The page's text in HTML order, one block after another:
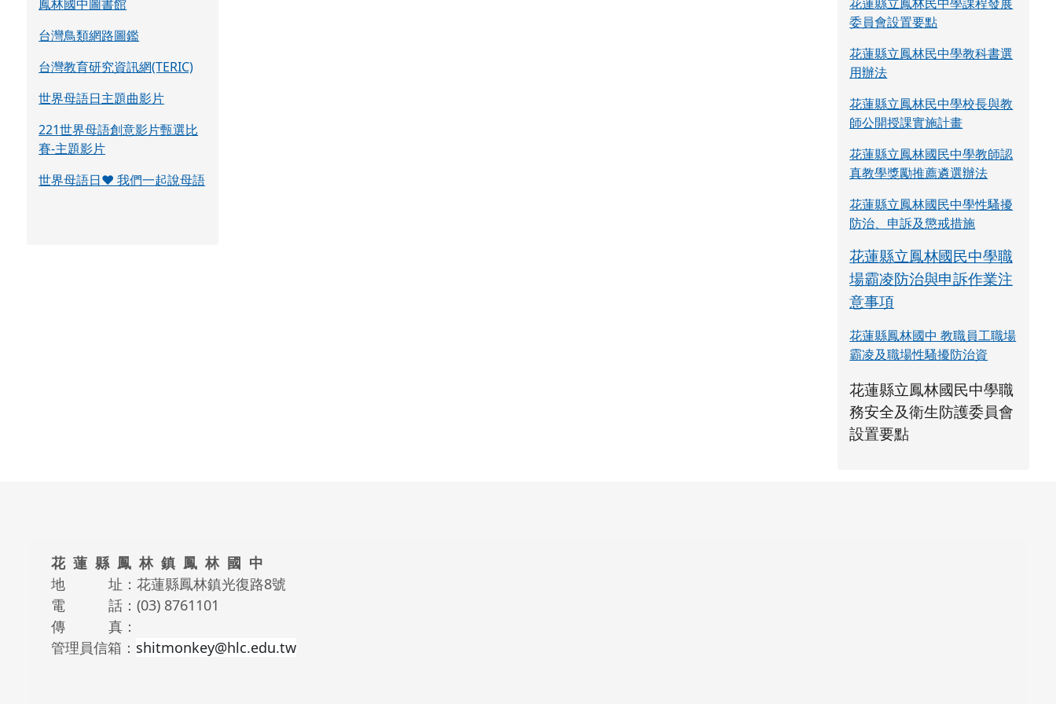
鳳林國中圖書館
台灣鳥類網路圖鑑
台灣教育研究資訊網(TERIC)
世界母語日主題曲影片
221世界母語創意影片甄選比
賽-主題影片
世界母語日♥ 我們一起說母語
委員會設置要點
花蓮縣立鳳林民中學教科書選
用辦法
花蓮縣立鳳林民中學校長與教
師公開授課實施計畫
花蓮縣立鳳林國民中學教師認
真教學獎勵推薦遴選辦法
花蓮縣立鳳林國民中學性騷擾
防治、申訴及懲戒措施
花蓮縣立鳳林國民中學職
場霸凌防治與申訴作業注
意事項
花蓮縣鳳林國中 教職員工職場
霸凌及職場性騷擾防治資
link to https://www.fles.hlc.edu.tw/
花蓮縣立鳳林國民中學職
務安全及衛生防護委員會
設置要點花蓮縣立鳳林國民中學職
花蓮縣立鳳林國民中學職
link to https://
link to https://
花 蓮 縣 鳳 林 鎮 鳳 林 國 中
地 址：花蓮縣鳳林鎮光復路8號
電 話：(03) 8761101
傳 真：
管理員信箱： shitmonkey@hlc.edu.tw